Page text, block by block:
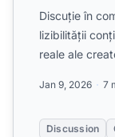
Discuție în
lizibilității
reale ale
Jan 9, 2026 7
Discussion